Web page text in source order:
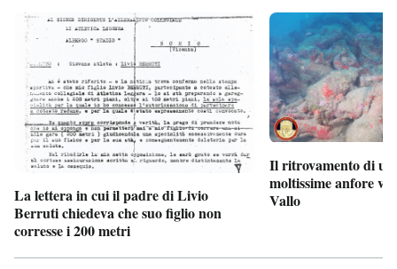
La lettera in cui il padre di Livio
Berruti chiedeva che suo figlio non
corresse i 200 metri
Il ritrovamento di
moltissime anfore
Vallo